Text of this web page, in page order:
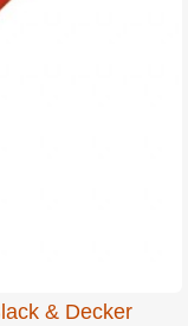
& Decker